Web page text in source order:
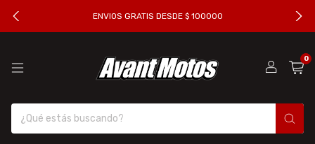
ENVIOS GRATIS DESDE $ 100000
0